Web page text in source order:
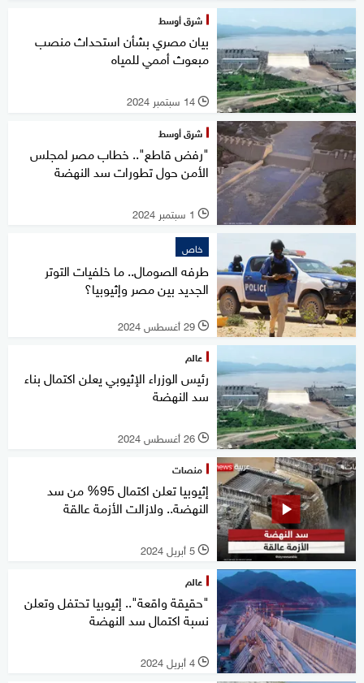
شرق أوسط
بيان مصري بشأن استحداث منصب
مبعوث أممي للمياه
l 14 سبتمبر 2024
شرق أوسط
"رفض قاطع".. خطاب مصر لمجلس
الأمن حول تطورات سد النهضة
l 1 سبتمبر 2024
خاص
طرفه الصومال.. ما خلفيات التوتر
الجديد بين مصر وإثيوبيا؟
l 29 أغسطس 2024
عالم
رئيس الوزراء الإثيوبي يعلن اكتمال بناء
سد النهضة
l 26 أغسطس 2024
منصات
إثيوبيا تعلن اكتمال 95% من سد
النهضة.. ولازالت الأزمة عالقة
l 5 أبريل 2024
عالم
"حقيقة واقعة".. إثيوبيا تحتفل وتعلن
نسبة اكتمال سد النهضة
l 4 أبريل 2024